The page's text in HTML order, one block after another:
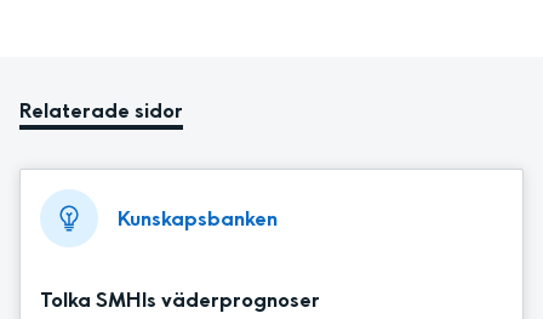
Relaterade sidor
Kunskapsbanken
Tolka SMHIs väderprognoser